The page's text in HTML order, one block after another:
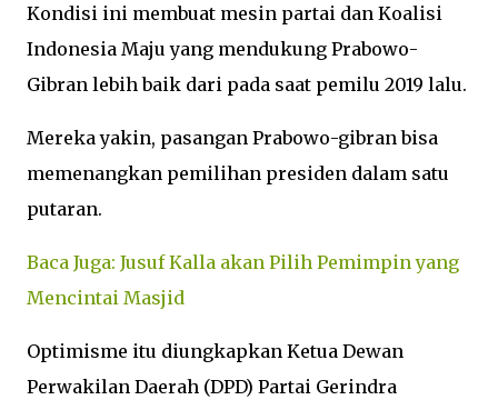
Kondisi ini membuat mesin partai dan Koalisi
Indonesia Maju yang mendukung Prabowo-
Gibran lebih baik dari pada saat pemilu 2019 lalu.
Mereka yakin, pasangan Prabowo-gibran bisa
memenangkan pemilihan presiden dalam satu
putaran.
Baca Juga: Jusuf Kalla akan Pilih Pemimpin yang
Mencintai Masjid
Optimisme itu diungkapkan Ketua Dewan
Perwakilan Daerah (DPD) Partai Gerindra